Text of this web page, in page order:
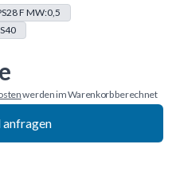
F MW:0,5
werden im Warenkorb berechnet